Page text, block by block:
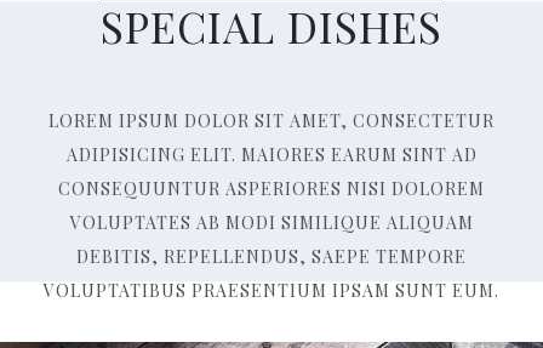
SPECIAL DISHES
LOREM IPSUM DOLOR SIT AMET, CONSECTETUR
ADIPISICING ELIT. MAIORES EARUM SINT AD
CONSEQUUNTUR ASPERIORES NISI DOLOREM
VOLUPTATES AB MODI SIMILIQUE ALIQUAM
DEBITIS, REPELLENDUS, SAEPE TEMPORE
VOLUPTATIBUS PRAESENTIUM IPSAM SUNT EUM.